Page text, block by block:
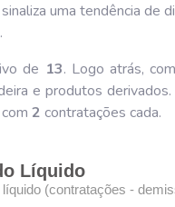
uma tendência de
de 13. Logo atrás, com
e produtos
2 contratações cada.
Líquido
líquido (contratações -